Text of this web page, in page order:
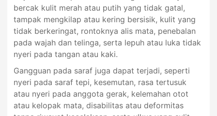
bercak kulit merah atau putih yang tidak gatal,
tampak mengkilap atau kering bersisik, kulit yang
tidak berkeringat, rontoknya alis mata, penebalan
pada wajah dan telinga, serta lepuh atau luka tidak
nyeri pada tangan atau kaki.
Gangguan pada saraf juga dapat terjadi, seperti
nyeri pada saraf tepi, kesemutan, rasa tertusuk
atau nyeri pada anggota gerak, kelemahan otot
atau kelopak mata, disabilitas atau deformitas